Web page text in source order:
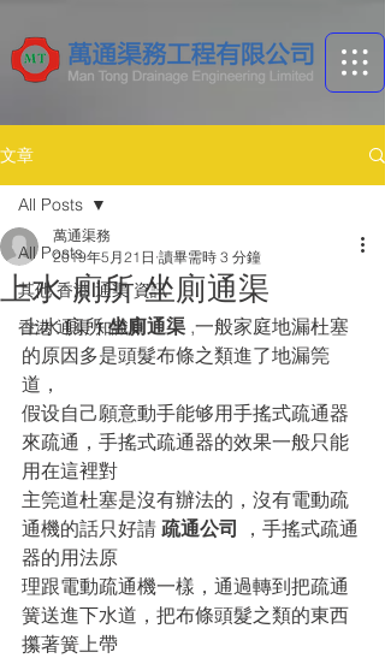
文章
All Posts
其他 香港 通渠 資訊
香港 通渠 ​知識庫
All Posts
上水 廁所 坐廁通渠
萬通渠務
2019年5月21日 讀畢需時 3 分鐘
上水 廁所 坐廁通渠 ,一般家庭地漏杜塞
的原因多是頭髮布條之類進了地漏筦
道，
假设自己願意動手能够用手搖式疏通器
來疏通，手搖式疏通器的效果一般只能
用在這裡對
主筦道杜塞是沒有辦法的，沒有電動疏
通機的話只好請 疏通公司
，手搖式疏通
器的用法原
理跟電動疏通機一樣，通過轉到把疏通
簧送進下水道，把布條頭髮之類的東西
攥著簧上帶